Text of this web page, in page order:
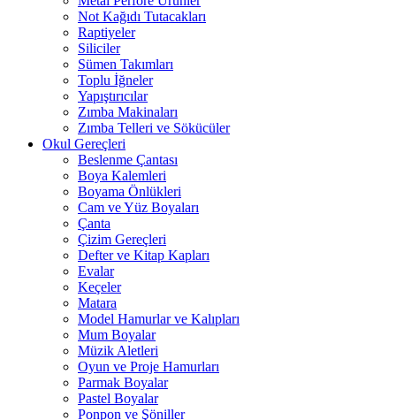
Not Kağıdı Tutacakları
Raptiyeler
Siliciler
Sümen Takımları
Toplu İğneler
Yapıştırıcılar
Zımba Makinaları
Zımba Telleri ve Sökücüler
Okul Gereçleri
Beslenme Çantası
Boya Kalemleri
Boyama Önlükleri
Cam ve Yüz Boyaları
Çanta
Çizim Gereçleri
Defter ve Kitap Kapları
Evalar
Keçeler
Matara
Model Hamurlar ve Kalıpları
Mum Boyalar
Müzik Aletleri
Oyun ve Proje Hamurları
Parmak Boyalar
Pastel Boyalar
Ponpon ve Şöniller